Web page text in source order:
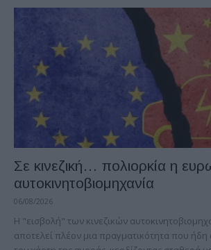
Σε κινεζική… πολιορκία η
αυτοκινητοβιομηχανία
06/08/2026
Η "εισβολή" των κινεζικών
αποτελεί πλέον μια πραγματικότητα που